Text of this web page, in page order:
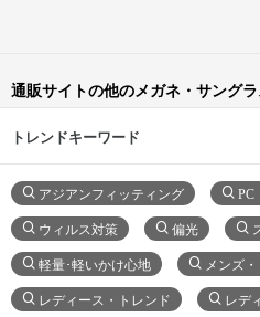
通販サイトの他のメガネ・サング
トレンドキーワード
アジアンフィッティング PC
ウィルス対策 偏光
軽量･軽いかけ心地 メンズ
レディース・トレンド レデ